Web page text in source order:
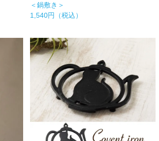
＜鍋敷き＞
1,540円（税込）